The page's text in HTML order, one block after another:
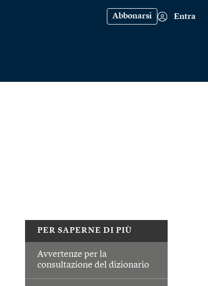
Abbonarsi Entra
PER SAPERNE DI PIÙ
Avvertenze per la
consultazione del dizionario